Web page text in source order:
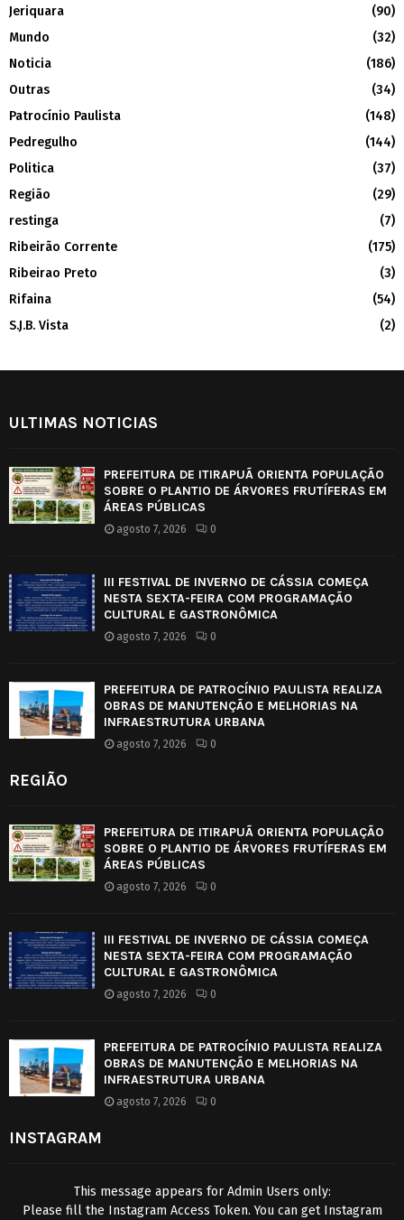
Jeriquara
(90)
Mundo
(32)
Noticia
(186)
Outras
(34)
Patrocínio Paulista
(148)
Pedregulho
(144)
Politica
(37)
Região
(29)
restinga
(7)
Ribeirão Corrente
(175)
Ribeirao Preto
(3)
Rifaina
(54)
S.J.B. Vista
(2)
ULTIMAS NOTICIAS
PREFEITURA DE ITIRAPUÃ ORIENTA POPULAÇÃO
SOBRE O PLANTIO DE ÁRVORES FRUTÍFERAS EM
ÁREAS PÚBLICAS
agosto 7, 2026 0
III FESTIVAL DE INVERNO DE CÁSSIA COMEÇA
NESTA SEXTA-FEIRA COM PROGRAMAÇÃO
CULTURAL E GASTRONÔMICA
agosto 7, 2026 0
PREFEITURA DE PATROCÍNIO PAULISTA REALIZA
OBRAS DE MANUTENÇÃO E MELHORIAS NA
INFRAESTRUTURA URBANA
agosto 7, 2026 0
REGIÃO
PREFEITURA DE ITIRAPUÃ ORIENTA POPULAÇÃO
SOBRE O PLANTIO DE ÁRVORES FRUTÍFERAS EM
ÁREAS PÚBLICAS
agosto 7, 2026 0
III FESTIVAL DE INVERNO DE CÁSSIA COMEÇA
NESTA SEXTA-FEIRA COM PROGRAMAÇÃO
CULTURAL E GASTRONÔMICA
agosto 7, 2026 0
PREFEITURA DE PATROCÍNIO PAULISTA REALIZA
OBRAS DE MANUTENÇÃO E MELHORIAS NA
INFRAESTRUTURA URBANA
agosto 7, 2026 0
INSTAGRAM
This message appears for Admin Users only:
Please fill the Instagram Access Token. You can get Instagram